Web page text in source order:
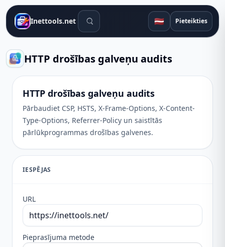
Inettools.net Meklēšanas rīki 🇱🇻 Pieteikties
HTTP drošības galveņu audits
HTTP drošības galveņu audits
Pārbaudiet CSP, HSTS, X-Frame-Options, X-Content-
Type-Options, Referrer-Policy un saistītās
pārlūkprogrammas drošības galvenes.
IESPĒJAS
URL
Pieprasījuma metode